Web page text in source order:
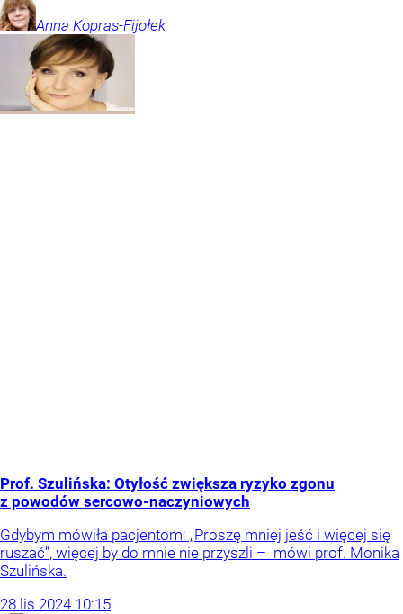
Anna Kopras-Fijołek
Prof. Szulińska: Otyłość zwiększa ryzyko zgonu
z powodów sercowo-naczyniowych
Gdybym mówiła pacjentom: „Proszę mniej jeść i więcej się
ruszać”, więcej by do mnie nie przyszli – mówi prof. Monika
Szulińska.
28 lis 2024 10:15